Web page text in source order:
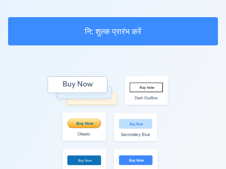
नि: शुल्क प्रारंभ करें